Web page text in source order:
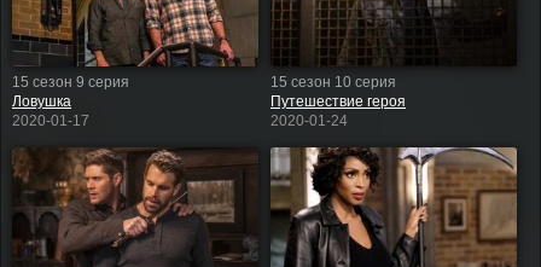
15 сезон 9 серия
Ловушка
2020-01-17
15 сезон 10 серия
Путешествие героя
2020-01-24